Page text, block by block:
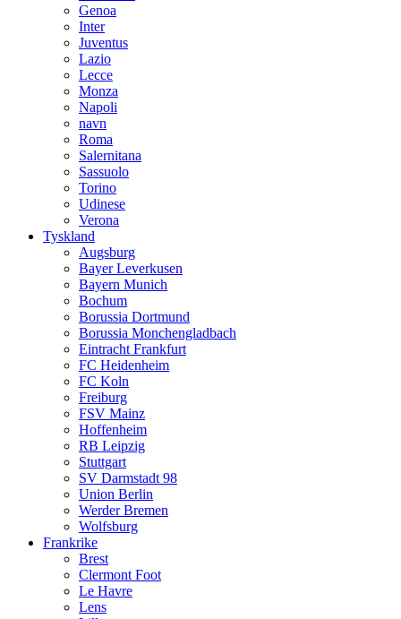
Genoa
Inter
Juventus
Lazio
Lecce
Monza
Napoli
navn
Roma
Salernitana
Sassuolo
Torino
Udinese
Verona
Tyskland
Augsburg
Bayer Leverkusen
Bayern Munich
Bochum
Borussia Dortmund
Borussia Monchengladbach
Eintracht Frankfurt
FC Heidenheim
FC Koln
Freiburg
FSV Mainz
Hoffenheim
RB Leipzig
Stuttgart
SV Darmstadt 98
Union Berlin
Werder Bremen
Wolfsburg
Frankrike
Brest
Clermont Foot
Le Havre
Lens